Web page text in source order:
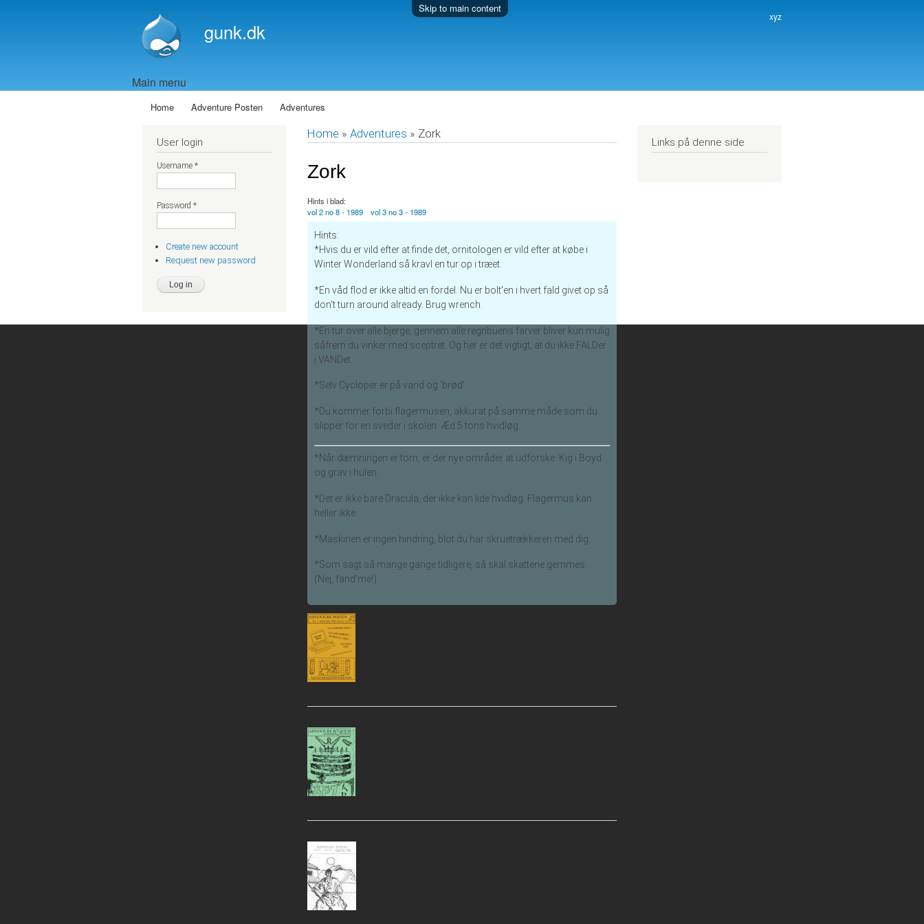
Skip to main content
gunk.dk
xyz
Main menu
Home Adventure Posten Adventures
User login
Username *
Password *
Create new account
Request new password
Home » Adventures » Zork
Zork
Hints i blad:
vol 2 no 8 - 1989
vol 3 no 3 - 1989
Hints:
*Hvis du er vild efter at finde det, ornitologen er vild efter at købe i
Winter Wonderland så kravl en tur op i træet.
*En våd flod er ikke altid en fordel. Nu er bolt'en i hvert fald givet op så
don't turn around already. Brug wrench.
*En tur over alle bjerge, gennem alle regnbuens farver bliver kun mulig
såfrem du vinker med sceptret. Og her er det vigtigt, at du ikke FALDer
i VANDet.
*Selv Cycloper er på vand og 'brød'.
*Du kommer forbi flagermusen, akkurat på samme måde som du
slipper for en sveder i skolen. Æd 5 tons hvidløg.
*Når dæmningen er tom, er der nye områder at udforske. Kig i Boyd
og grav i hulen.
*Det er ikke bare Dracula, der ikke kan lide hvidløg. Flagermus kan
heller ikke.
*Maskinen er ingen hindring, blot du har skruetrækkeren med dig.
*Som sagt så mange gange tidligere, så skal skattene gemmes...
(Nej, fand'me!)
Links på denne side